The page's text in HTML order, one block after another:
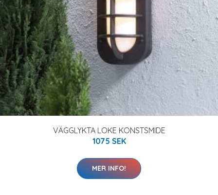
VÄGGLYKTA LOKE KONSTSMIDE
1075 SEK
MER INFO!